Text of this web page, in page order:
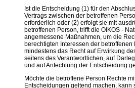
Ist die Entscheidung (1) für den
Vertrags zwischen der betroffenen
erforderlich oder (2) erfolgt sie mit
betroffenen Person, trifft die OIKOS -
angemessene Maßnahmen, um die
berechtigten Interessen der betroffenen
mindestens das Recht auf Erwirkung
seitens des Verantwortlichen, auf
und auf Anfechtung der Entscheidung
Möchte die betroffene Person Rechte
Entscheidungen geltend machen, kann